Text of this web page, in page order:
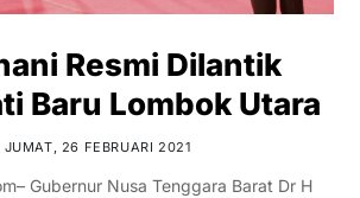
Resmi Dilantik
Baru Lombok Utara
JUMAT, 26 FEBRUARI 2021
Gubernur Nusa Tenggara Barat Dr H